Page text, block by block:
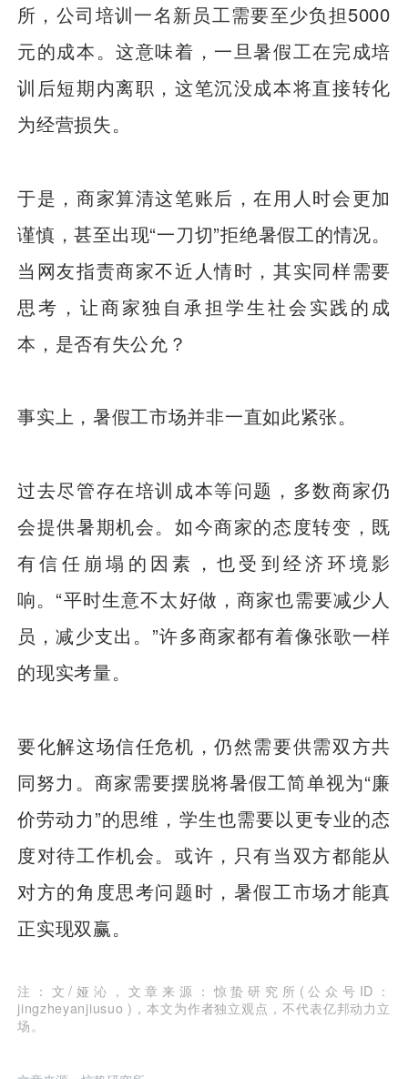
所，公司培训一名新员工需要至少负担5000
元的成本。这意味着，一旦暑假工在完成培
训后短期内离职，这笔沉没成本将直接转化
为经营损失。
于是，商家算清这笔账后，在用人时会更加
谨慎，甚至出现“一刀切”拒绝暑假工的情况。
当网友指责商家不近人情时，其实同样需要
思考，让商家独自承担学生社会实践的成
本，是否有失公允？
事实上，暑假工市场并非一直如此紧张。
过去尽管存在培训成本等问题，多数商家仍
会提供暑期机会。如今商家的态度转变，既
有信任崩塌的因素，也受到经济环境影
响。“平时生意不太好做，商家也需要减少人
员，减少支出。”许多商家都有着像张歌一样
的现实考量。
要化解这场信任危机，仍然需要供需双方共
同努力。商家需要摆脱将暑假工简单视为“廉
价劳动力”的思维，学生也需要以更专业的态
度对待工作机会。或许，只有当双方都能从
对方的角度思考问题时，暑假工市场才能真
正实现双赢。
注：文/娅沁，文章来源：惊蛰研究所(公众号ID：
jingzheyanjiusuo )，本文为作者独立观点，不代表亿邦动力立
场。